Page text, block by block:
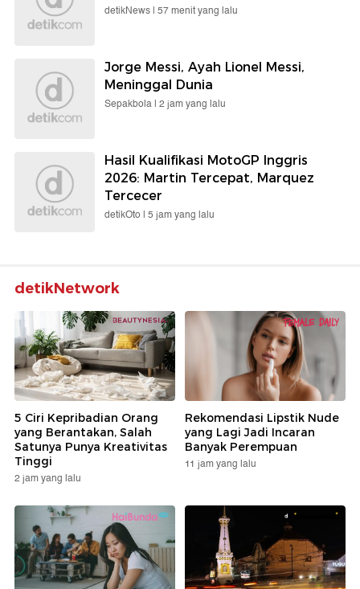
detikNews | 57 menit yang lalu
Jorge Messi, Ayah Lionel Messi,
Meninggal Dunia
Sepakbola | 2 jam yang lalu
Hasil Kualifikasi MotoGP Inggris
2026: Martin Tercepat, Marquez
Tercecer
detikOto | 5 jam yang lalu
detikNetwork
5 Ciri Kepribadian Orang
yang Berantakan, Salah
Satunya Punya Kreativitas
Tinggi
2 jam yang lalu
Rekomendasi Lipstik Nude
yang Lagi Jadi Incaran
Banyak Perempuan
11 jam yang lalu